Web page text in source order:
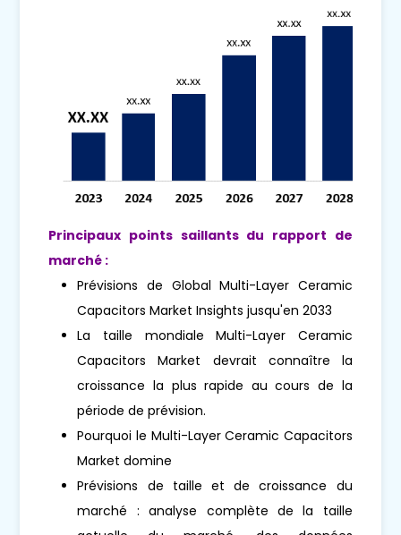
Principaux points saillants du rapport de
marché :
Prévisions de Global Multi-Layer Ceramic
Capacitors Market Insights jusqu'en 2033
La taille mondiale Multi-Layer Ceramic
Capacitors Market devrait connaître la
croissance la plus rapide au cours de la
période de prévision.
Pourquoi le Multi-Layer Ceramic Capacitors
Market domine
Prévisions de taille et de croissance du
marché : analyse complète de la taille